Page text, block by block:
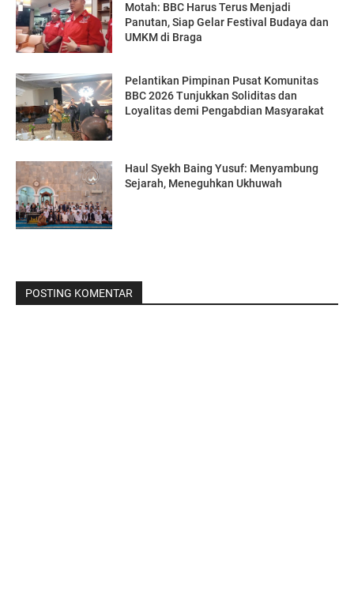
Motah: BBC Harus Terus Menjadi
Panutan, Siap Gelar Festival Budaya dan
UMKM di Braga
Pelantikan Pimpinan Pusat Komunitas
BBC 2026 Tunjukkan Soliditas dan
Loyalitas demi Pengabdian Masyarakat
Haul Syekh Baing Yusuf: Menyambung
Sejarah, Meneguhkan Ukhuwah
POSTING KOMENTAR